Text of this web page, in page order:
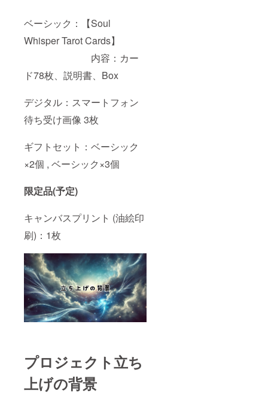
ベーシック：【Soul
Whisper Tarot Cards】
内容：カー
ド78枚、説明書、Box
デジタル：スマートフォン
待ち受け画像 3枚
ギフトセット：ベーシック
×2個 , ベーシック×3個
限定品(予定)
キャンバスプリント (油絵印
刷)：1枚
プロジェクト立ち
上げの背景